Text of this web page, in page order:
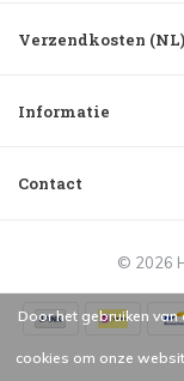
Verzendkosten (NL)
Informatie
Contact
© 2026
Door het gebruiken
cookies om onze